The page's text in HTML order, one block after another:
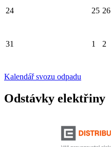
24 25 26
31 1 2
Kalendář svozu odpadu
Odstávky elektřiny